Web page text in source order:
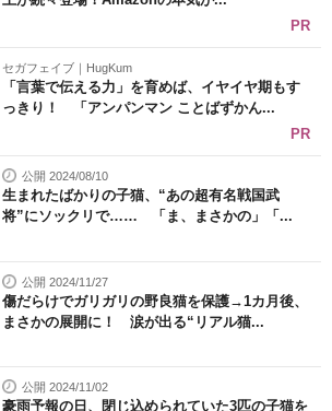
PR
セガフェイブ｜HugKum
「言葉で伝える力」を育めば、イヤイヤ期もす
っきり！ 「アンパンマン ことばずかん...
PR
公開 2024/08/10
生まれたばかりの子猫、“あの超有名戦国武
将”にソックリで…… 「ま、まさかの」「...
公開 2024/11/27
傷だらけでガリガリの野良猫を保護→1カ月後、
まさかの展開に！ 涙が出る“リアル猫...
公開 2024/11/02
豪雨予報の日、閉じ込められていた3匹の子猫を